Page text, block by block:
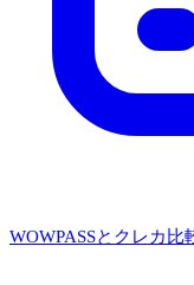
WOWPASSとクレカ比